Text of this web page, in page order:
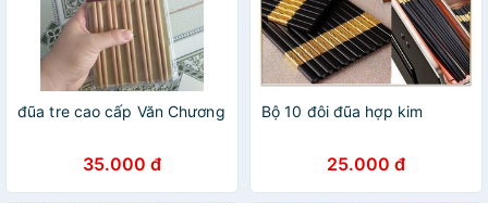
đũa tre cao cấp Văn Chương
35.000 đ
Bộ 10 đôi đũa hợp kim
25.000 đ